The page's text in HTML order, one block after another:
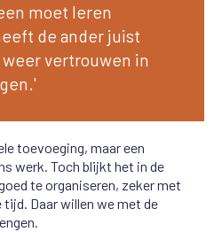
moet leren
de ander juist
vertrouwen in
toevoeging, maar een
werk. Toch blijkt het in de
te organiseren, zeker met
Daar willen we met de